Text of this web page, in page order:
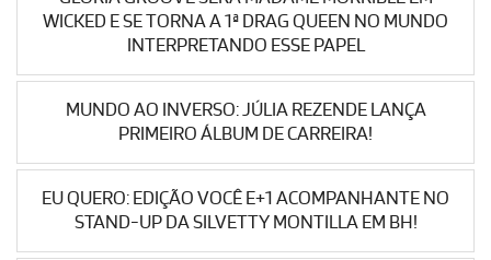
WICKED E SE TORNA A 1ª DRAG QUEEN NO MUNDO
INTERPRETANDO ESSE PAPEL
MUNDO AO INVERSO: JÚLIA REZENDE LANÇA
PRIMEIRO ÁLBUM DE CARREIRA!
EU QUERO: EDIÇÃO VOCÊ E+1 ACOMPANHANTE NO
STAND-UP DA SILVETTY MONTILLA EM BH!